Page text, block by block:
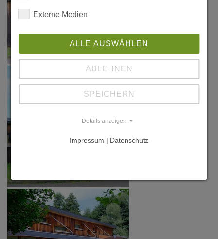
Externe Medien
ALLE AUSWÄHLEN
ABLEHNEN
SPEICHERN
Details anzeigen
Impressum | Datenschutz